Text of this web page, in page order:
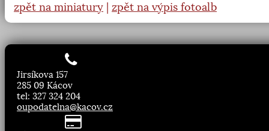
zpět na miniatury zpět na výpis fotoalb
Jirsíkova 157
285 09 Kácov
tel: 327 324 204
oupodatelna@kacov.cz